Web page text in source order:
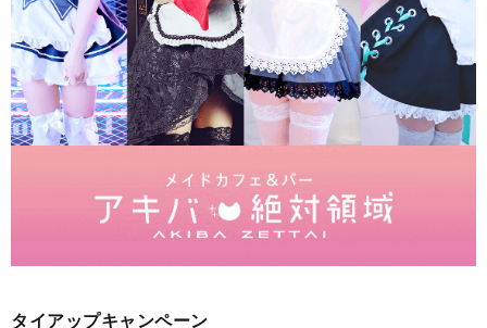
タイアップキャンペーン